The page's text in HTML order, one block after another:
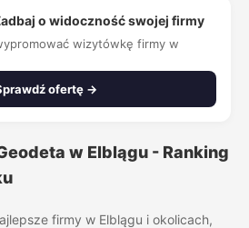
o widoczność swojej firmy
wizytówkę firmy w
ofertę →
w Elblągu - Ranking
firmy w Elblągu i okolicach,